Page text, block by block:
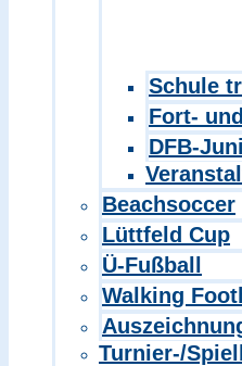
Schule
Fort-
DFB-
Beachsoccer
Lüttfeld Cup
Ü-Fußball
Walking
Turnier-/